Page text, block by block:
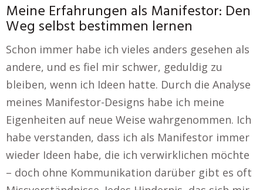
Meine Erfahrungen als Manifestor: Den
Weg selbst bestimmen lernen
Schon immer habe ich vieles anders gesehen als
andere, und es fiel mir schwer, geduldig zu
bleiben, wenn ich Ideen hatte. Durch die Analyse
meines Manifestor-Designs habe ich meine
Eigenheiten auf neue Weise wahrgenommen. Ich
habe verstanden, dass ich als Manifestor immer
wieder Ideen habe, die ich verwirklichen möchte
– doch ohne Kommunikation darüber gibt es oft